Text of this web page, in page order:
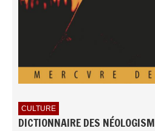
CULTURE
DICTIONNAIRE DES